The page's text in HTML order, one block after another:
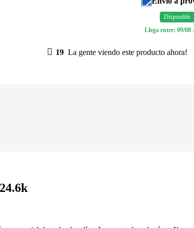
Disponible
Llega entre: 09/08
19 La gente viendo este producto ahora!